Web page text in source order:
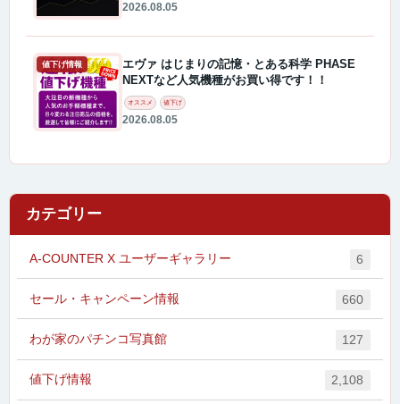
2026.08.05
値下げ情報
エヴァ はじまりの記憶・とある科学 PHASE
NEXTなど人気機種がお買い得です！！
オススメ 値下げ
2026.08.05
カテゴリー
A-COUNTER X ユーザーギャラリー 6
セール・キャンペーン情報 660
わが家のパチンコ写真館 127
値下げ情報 2,108